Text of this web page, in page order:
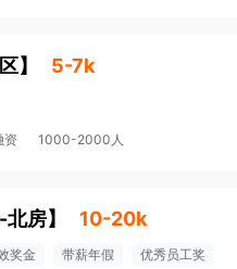
】 5-7k
资 1000-2000人
北房】 10-20k
奖金 带薪年假 优秀员工奖